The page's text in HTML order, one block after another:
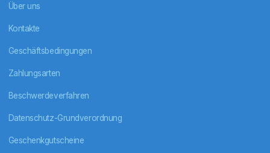
Über uns
Kontakte
Geschäftsbedingungen
Zahlungsarten
Beschwerdeverfahren
Datenschutz-Grundverordnung
Geschenkgutscheine